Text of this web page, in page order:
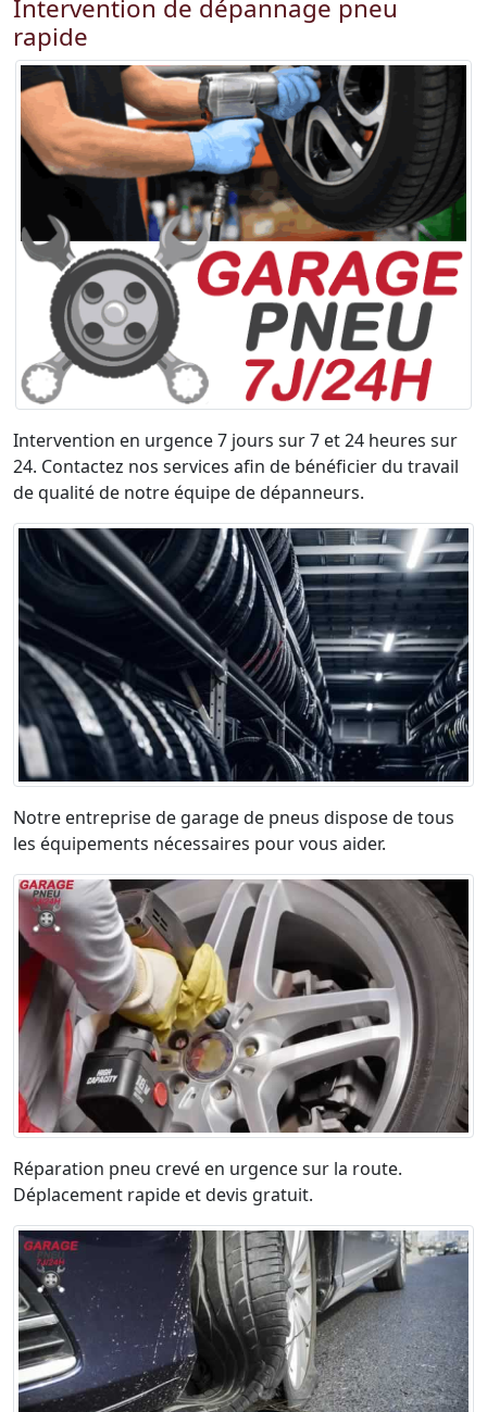
Intervention de dépannage pneu
rapide
Intervention en urgence 7 jours sur 7 et 24 heures sur
24. Contactez nos services afin de bénéficier du travail
de qualité de notre équipe de dépanneurs.
Notre entreprise de garage de pneus dispose de tous
les équipements nécessaires pour vous aider.
Réparation pneu crevé en urgence sur la route.
Déplacement rapide et devis gratuit.